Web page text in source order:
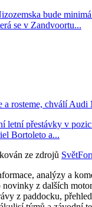
bude
se v Zandvoortu...
a rosteme, chválí Audi
letní přestávky v
Bortoleto a...
ze zdrojů
analýzy a
novinky z dalších
z paddocku,